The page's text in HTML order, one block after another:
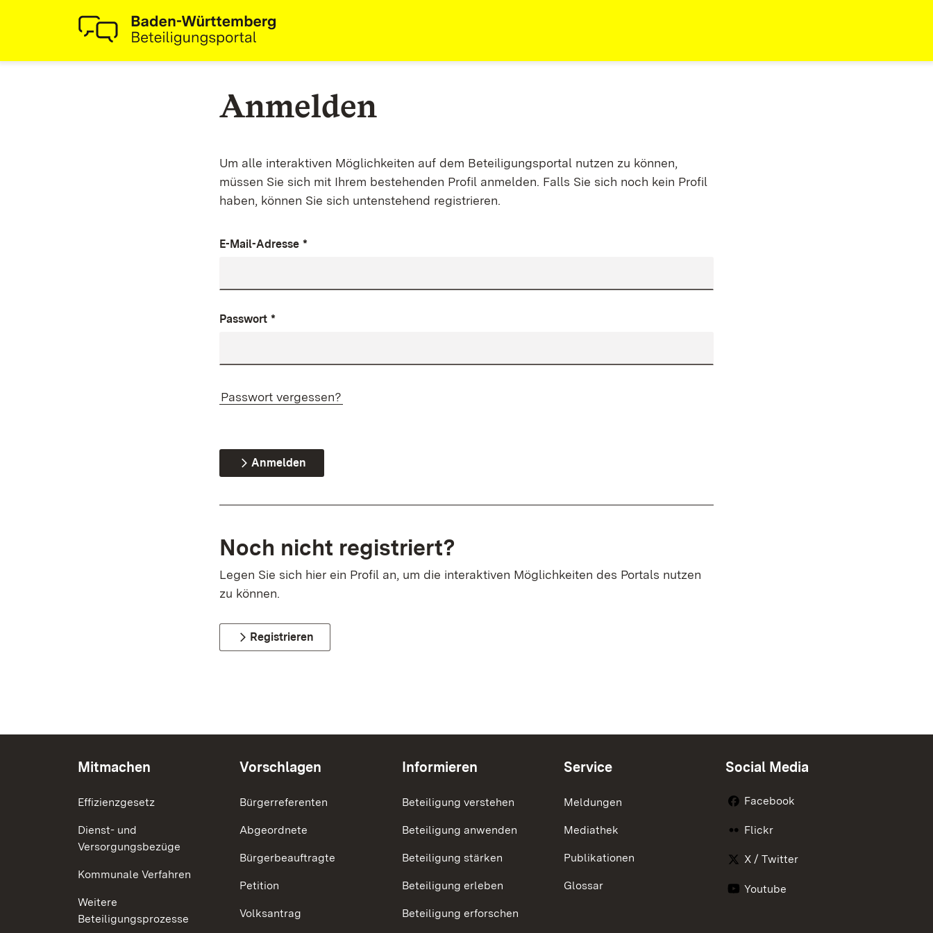
Anmelden
Um alle interaktiven Möglichkeiten auf dem Beteiligungsportal nutzen zu können,
müssen Sie sich mit Ihrem bestehenden Profil anmelden. Falls Sie sich noch kein Profil
haben, können Sie sich untenstehend registrieren.
E-Mail-Adresse *
Passwort *
Passwort vergessen?
Anmelden
Noch nicht registriert?
Legen Sie sich hier ein Profil an, um die interaktiven Möglichkeiten des Portals nutzen
zu können.
Registrieren
Mitmachen
Effizienzgesetz
Dienst- und
Versorgungsbezüge
Kommunale Verfahren
Weitere
Beteiligungsprozesse
Vorschlagen
Bürgerreferenten
Abgeordnete
Bürgerbeauftragte
Petition
Volksantrag
Informieren
Beteiligung verstehen
Beteiligung anwenden
Beteiligung stärken
Beteiligung erleben
Beteiligung erforschen
Service
Meldungen
Mediathek
Publikationen
Glossar
Social Media
Facebook
Flickr
X / Twitter
Youtube